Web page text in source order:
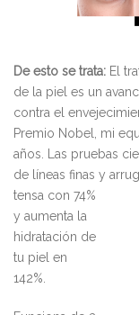
De esto se trata: El
de la piel es un
contra el
Premio Nobel, mi
años. Las pruebas
de líneas finas y
tensa con 74%
y aumenta la
hidratación de
tu piel en
142%.